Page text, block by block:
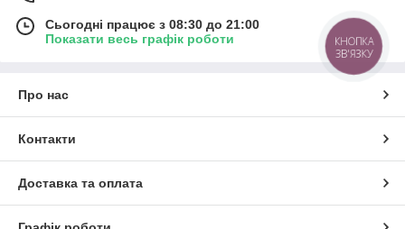
Сьогодні працює з 08:30 до 21:00
Показати весь графік роботи
Про нас
Контакти
Доставка та оплата
КНОПКА
ЗВ'ЯЗКУ